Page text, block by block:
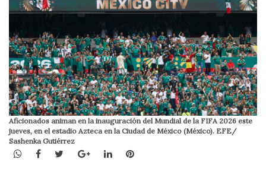
Aficionados animan en la inauguración del Mundial de la FIFA 2026 este
jueves, en el estadio Azteca en la Ciudad de México (México). EFE/
Sashenka Gutiérrez
WhatsApp
Facebook
TwitterGoogle+LinkedInPinterest